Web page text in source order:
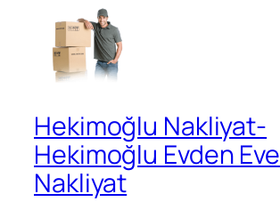
Hekimoğlu Nakliyat-
Hekimoğlu Evden Eve
Nakliyat